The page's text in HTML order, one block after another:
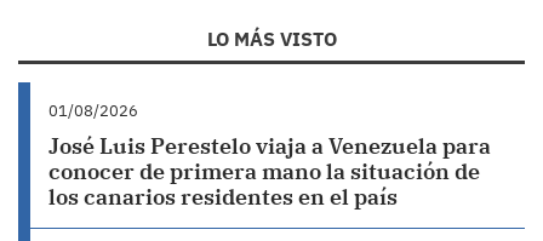
LO MÁS VISTO
01/08/2026
José Luis Perestelo viaja a Venezuela para
conocer de primera mano la situación de
los canarios residentes en el país